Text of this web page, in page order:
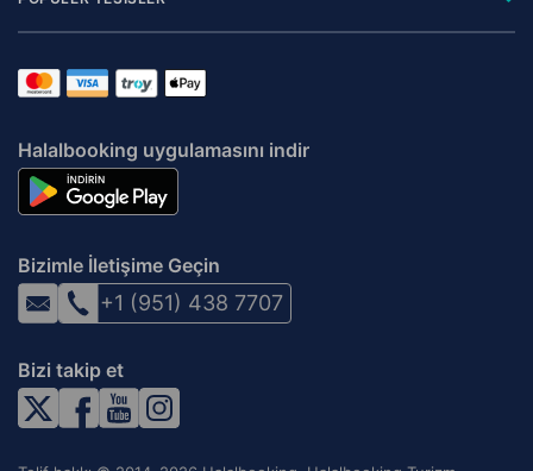
Halalbooking uygulamasını indir
Bizimle İletişime Geçin
+1 (951) 438 7707
Bizi takip et